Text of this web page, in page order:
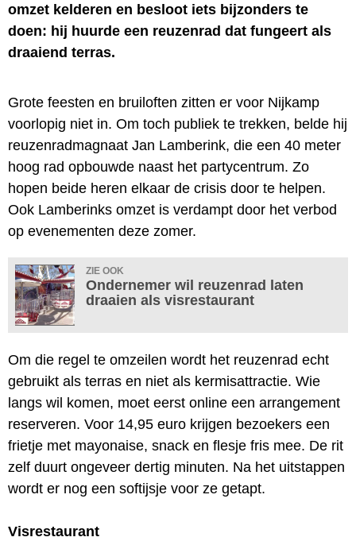
omzet kelderen en besloot iets bijzonders te
doen: hij huurde een reuzenrad dat fungeert als
draaiend terras.
Grote feesten en bruiloften zitten er voor Nijkamp
voorlopig niet in. Om toch publiek te trekken, belde hij
reuzenradmagnaat Jan Lamberink, die een 40 meter
hoog rad opbouwde naast het partycentrum. Zo
hopen beide heren elkaar de crisis door te helpen.
Ook Lamberinks omzet is verdampt door het verbod
op evenementen deze zomer.
ZIE OOK
Ondernemer wil reuzenrad laten
draaien als visrestaurant
Om die regel te omzeilen wordt het reuzenrad echt
gebruikt als terras en niet als kermisattractie. Wie
langs wil komen, moet eerst online een arrangement
reserveren. Voor 14,95 euro krijgen bezoekers een
frietje met mayonaise, snack en flesje fris mee. De rit
zelf duurt ongeveer dertig minuten. Na het uitstappen
wordt er nog een softijsje voor ze getapt.
Visrestaurant